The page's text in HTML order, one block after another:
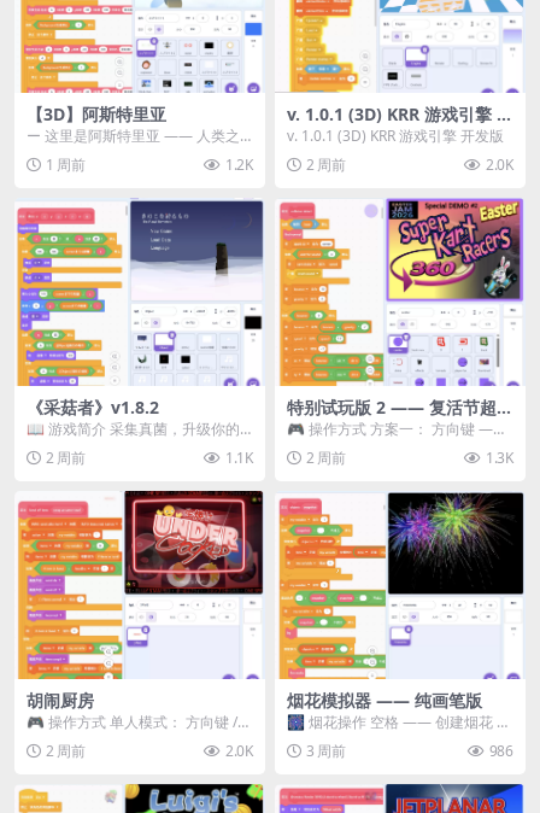
【3D】阿斯特里亚
ー 这里是阿斯特里亚 —— 人类之
罪与未来希望交汇之地 📖 游戏简
介 《阿斯特里...
1 周前 1.2K
v. 1.0.1 (3D) KRR 游戏引擎 开
发版
v. 1.0.1 (3D) KRR 游戏引擎 开发版
2 周前
2.0K
《采菇者》v1.8.2
📖 游戏简介 采集真菌，升级你的
机体，并前往未知领域探索。 这是
一款静谧的探索冒...
2 周前 1.1K
特别试玩版 2 —— 复活节超级
卡丁车赛
🎮 操作方式 方案一： 方向键 ——
移动 Z —— 跳跃 / 漂移 方案二： ...
2 周前 1.3K
胡闹厨房
🎮 操作方式 单人模式： 方向键 /
WASD —— 移动 Z / K —— 抓...
2 周前 2.0K
烟花模拟器 —— 纯画笔版
🎆 烟花操作 空格 —— 创建烟花 1
~ 3 —— 切换烟花类型 普通烟花
嘶...3 周前 986